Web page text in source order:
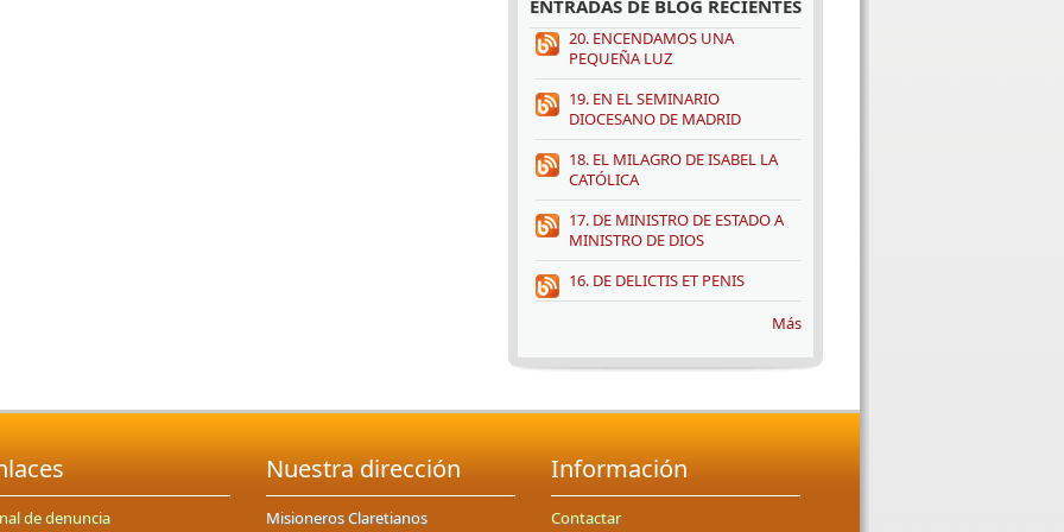
ENTRADAS DE BLOG RECIENTES
20. ENCENDAMOS UNA
PEQUEÑA LUZ
19. EN EL SEMINARIO
DIOCESANO DE MADRID
18. EL MILAGRO DE ISABEL LA
CATÓLICA
17. DE MINISTRO DE ESTADO A
MINISTRO DE DIOS
16. DE DELICTIS ET PENIS
Más
de denuncia
Nuestra dirección
Misioneros Claretianos
Información
Contactar